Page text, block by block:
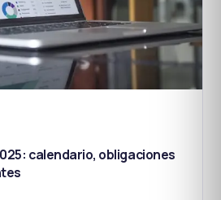
calendario, obligaciones